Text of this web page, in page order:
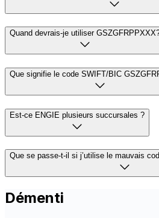
Quand devrais-je utiliser
Que signifie le code SWIFT/BIC
Est-ce ENGIE plusieurs succursales ?
Que se passe-t-il si j’utilise le mauvais
Démenti